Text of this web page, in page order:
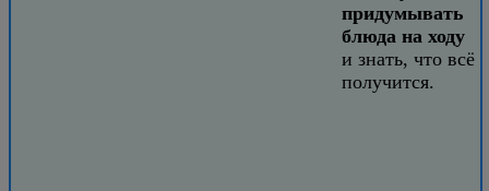
придумывать
блюда на ходу
и знать, что всё
получится.